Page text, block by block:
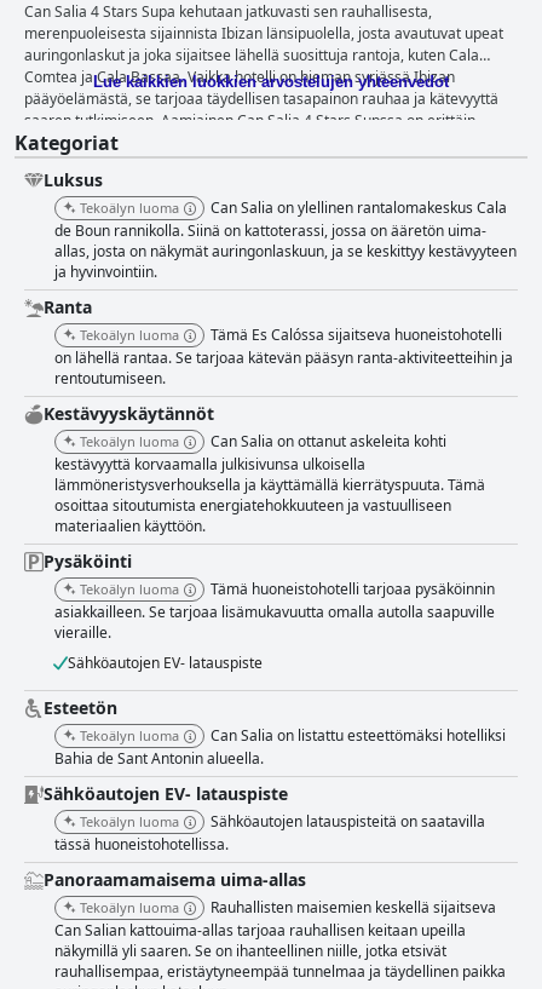
Can Salia 4 Stars Supa kehutaan jatkuvasti sen rauhallisesta,
merenpuoleisesta sijainnista Ibizan länsipuolella, josta avautuvat upeat
auringonlaskut ja joka sijaitsee lähellä suosittuja rantoja, kuten Cala
Comtea ja Cala Bassaa. Vaikka hotelli on hieman syrjässä Ibizan
pääyöelämästä, se tarjoaa täydellisen tasapainon rauhaa ja kätevyyttä
saaren tutkimiseen. Aamiainen Can Salia 4 Stars Supssa on erittäin
kehuttu sen poikkeuksellisen laadun ja valikoiman vuoksi, joka on
verrattavissa 5 tähden hotelliin. Asiakkaat arvostavat laajaa buffetia, joka
sisältää paikallisia erikoisuuksia, tuoreita hedelmiä ja
vegaanivaihtoehtoja. Vaikka jotkut pitävät sitä hieman kalliina, monet
pitävät sitä hintansa arvoisena. Pieniä moitteita ovat ruoan ajoittainen
hidas täydentäminen ja myöhäinen aloitusajankohta. Illallinen Can Salia 4
Stars Supssa saa myös korkeat pisteet laadustaan, maustaan ja
monipuolisista ruokailupaikoistaan, joihin kuuluu kattobaari ja uima-
allasravintola. Kattoterassi tarjoaa ihastuttavan tunnelman ja upeat
näkymät, mikä tekee siitä suosikin vieraiden keskuudessa. Vaikka hinnat
voivat olla korkeammat, ruoan esillepano ja laatu yleensä oikeuttavat
kustannukset. Jotkut vieraat huomauttivat ajoittaisesta hitaasta
palvelusta ja suppeasta menusta, mutta kaiken kaikkiaan
ruokailukokemus on erittäin suositeltava. Huoneet Can Salia 4 Stars
Supssa saavat kiitosta tilavuudestaan, modernista suunnittelustaan,
siisteydestään ja mukavuudestaan. Asiakkaat arvostavat runsaasti tilaa,
ylellisiä kylpyhuoneita, laadukkaita kalusteita ja kauniita merinäköaloja
suurilta parvekkeilta. Hyvin hoidetut tilat ja päivittäinen siivous edistävät
miellyttävää oleskelua, mikä tekee huoneista huippuvalinnan
mukavuuden ja estetiikan suhteen. Can Salia 4 Stars Supn
poikkeuksellinen puhtaus ja korkeat hygieniastandardit erottuvat
merkittävästi. Hotellia kuvataan tahrattoman puhtaaksi, ja
siivoushenkilökunta saa usein kiitosta huolellisista ponnisteluistaan sekä
huoneiden että yleisten tilojen ylläpitämisessä. Tämä moitteeton
ympäristö parantaa yleistä asiakaskokemusta. Can Salia 4 Stars Supn
henkilökunta korostuu ystävällisenä, ammattitaitoisena ja
poikkeuksellisen avuliaana. Asiakkaat arvostavat henkilökunnan
huomaavaisuutta ja mukautuvuutta vastaanotosta
ravintolahenkilökuntaan, mikä parantaa merkittävästi heidän
oleskeluaan. Ajoittainen hidas palvelu mainitaan, mutta se ei varjosta
ylivoimaisen positiivista palautetta henkilökunnasta. Vaikka hotellin WiFi
saa vaihtelevia arvosteluja, monet vieraat pitivät sitä vakaana ja
nopeana, erityisesti tietyillä alueilla, mikä mahdollisti esimerkiksi Smart
TV:n käytön. Jotkut vieraat kuitenkin huomauttivat yhteysongelmista ja
heikommasta vastaanotosta ylimmissä kerroksissa. Can Salia 4 Stars
Supn kuntosali on hyvin varustettu erilaisilla moderneilla kuntoilulaitteilla
ja -tiloilla, mukaan lukien jooga- ja pilates-tunnit. Kattotila tarjoaa
miellyttävän tunnelman, vaikka parempi jäähdytys voisi parantaa
kokemusta. Kaiken kaikkiaan kuntosali on arvokas mukavuus kuntoilun
Lue kaikkien luokkien arvostelujen yhteenvedot
Kategoriat
Luksus
Tekoälyn luoma
Can Salia on ylellinen rantalomakeskus Cala
de Boun rannikolla. Siinä on kattoterassi, jossa on ääretön uima-
allas, josta on näkymät auringonlaskuun, ja se keskittyy kestävyyteen
ja hyvinvointiin.
Ranta
Tekoälyn luoma
Tämä Es Calóssa sijaitseva huoneistohotelli
on lähellä rantaa. Se tarjoaa kätevän pääsyn ranta-aktiviteetteihin ja
rentoutumiseen.
Kestävyyskäytännöt
Tekoälyn luoma
Can Salia on ottanut askeleita kohti
kestävyyttä korvaamalla julkisivunsa ulkoisella
lämmöneristysverhouksella ja käyttämällä kierrätyspuuta. Tämä
osoittaa sitoutumista energiatehokkuuteen ja vastuulliseen
materiaalien käyttöön.
Pysäköinti
Tekoälyn luoma
Tämä huoneistohotelli tarjoaa pysäköinnin
asiakkailleen. Se tarjoaa lisämukavuutta omalla autolla saapuville
vieraille.
Sähköautojen EV- latauspiste
Esteetön
Tekoälyn luoma
Can Salia on listattu esteettömäksi hotelliksi
Bahia de Sant Antonin alueella.
Sähköautojen EV- latauspiste
Tekoälyn luoma
Sähköautojen latauspisteitä on saatavilla
tässä huoneistohotellissa.
Panoraamamaisema uima-allas
Tekoälyn luoma
Rauhallisten maisemien keskellä sijaitseva
Can Salian kattouima-allas tarjoaa rauhallisen keitaan upeilla
näkymillä yli saaren. Se on ihanteellinen niille, jotka etsivät
rauhallisempaa, eristäytyneempää tunnelmaa ja täydellinen paikka